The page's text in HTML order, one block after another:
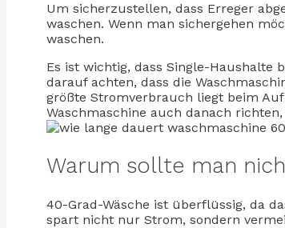
Um sicherzustellen, dass Erreger
waschen. Wenn man sichergehen
waschen.
Es ist wichtig, dass Single-Haushalte
darauf achten, dass die
größte Stromverbrauch liegt beim
Waschmaschine auch danach
Warum sollte man
40-Grad-Wäsche ist überflüssig, da
spart nicht nur Strom, sondern